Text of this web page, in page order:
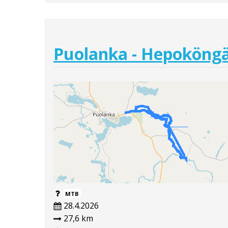
Puolanka -
MTB
28.4.2026
27,6 km